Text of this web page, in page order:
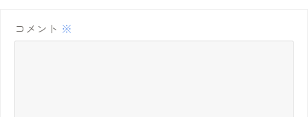
コメント ※